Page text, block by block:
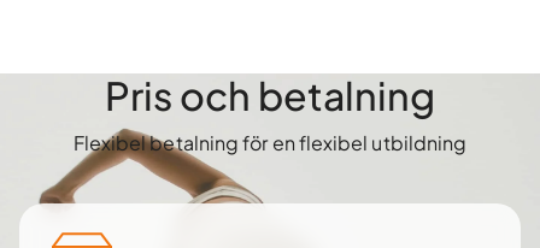
Pris och betalning
Flexibel betalning för en flexibel utbildning